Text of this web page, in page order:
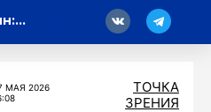
Владимир Сухинин: «Хотелось бы, чтобы спустя век Петербург оставался таким же опрятным и благоустроенным»
МАЯ 2026
ТОЧКА
ЗРЕНИЯ